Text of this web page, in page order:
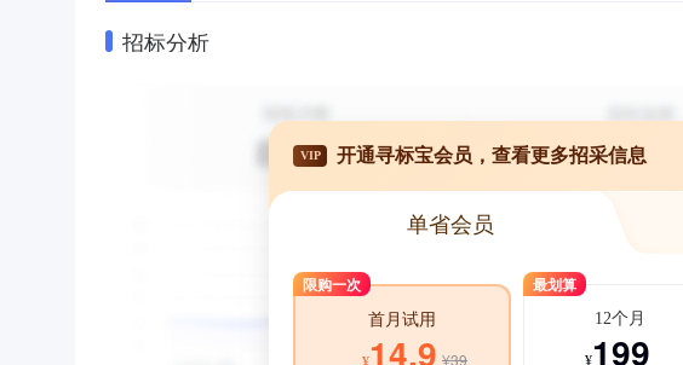
招标分析
VIP 开通寻标宝会员，查看更多招采信息
单省会员
限购一次
首月试用
14.9 ¥39
最划算
12个月
¥199